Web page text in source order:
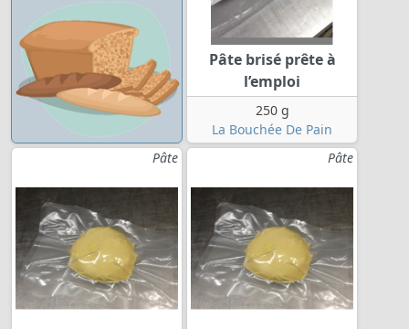
Pâte brisé prête à
l’emploi
250 g
La Bouchée De Pain
Pâte
Pâte